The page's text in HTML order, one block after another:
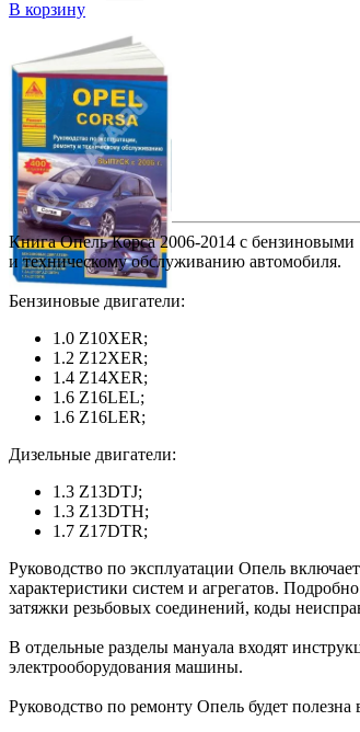
В корзину
Книга Опель Корса 2006-2014 с бензиновыми
и техническому обслуживанию автомобиля.
Бензиновые двигатели:
1.0 Z10XER;
1.2 Z12XER;
1.4 Z14XER;
1.6 Z16LEL;
1.6 Z16LER;
Дизельные двигатели:
1.3 Z13DTJ;
1.3 Z13DTH;
1.7 Z17DTR;
Руководство по эксплуатации Опель
характеристики систем и агрегатов.
затяжки резьбовых соединений, коды
В отдельные разделы мануала входят
электрооборудования машины.
Руководство по ремонту Опель будет